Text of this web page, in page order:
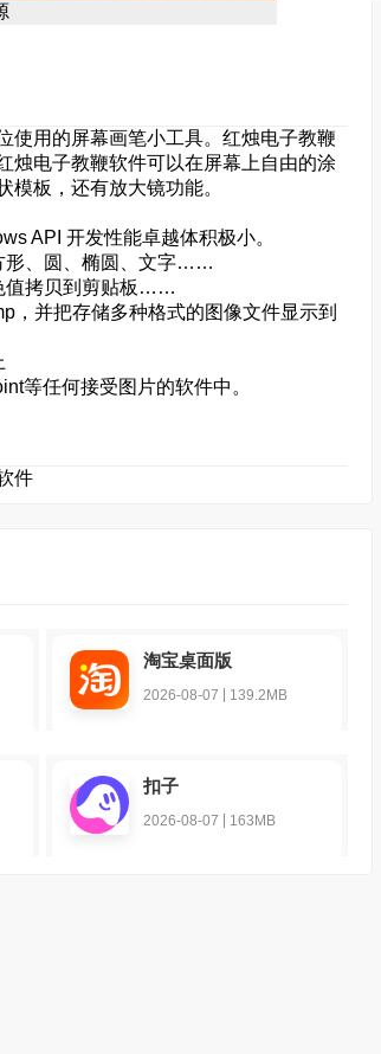
用的屏幕画笔小工具。红烛电子教鞭
烛电子教鞭软件可以在屏幕上自由的涂
板，还有放大镜功能。
API 开发性能卓越体积极小。
形、圆、椭圆、文字……
值拷贝到剪贴板……
并把存储多种格式的图像文件显示到
任何接受图片的软件中。
件
淘宝桌面版
2026-08-07 139.2MB
扣子
2026-08-07 163MB